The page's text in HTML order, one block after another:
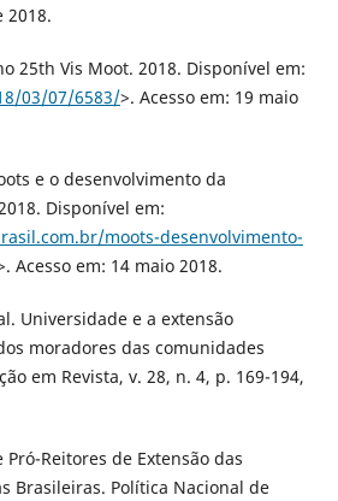
2018.
no 25th Vis Moot. 2018. Disponível em:
03/07/6583/>. Acesso em: 19 maio
e o desenvolvimento da
Disponível em:
moots-desenvolvimento-
Acesso em: 14 maio 2018.
Universidade e a extensão
moradores das comunidades
em Revista, v. 28, n. 4, p. 169-194,
Pró-Reitores de Extensão das
Brasileiras. Política Nacional de